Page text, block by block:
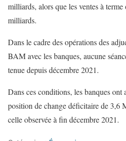
milliards, alors que les ventes à
milliards.
Dans le cadre des opérations des
BAM avec les banques, aucune
tenue depuis décembre 2021.
Dans ces conditions, les banques
position de change déficitaire de 3,6
celle observée à fin décembre 2021.